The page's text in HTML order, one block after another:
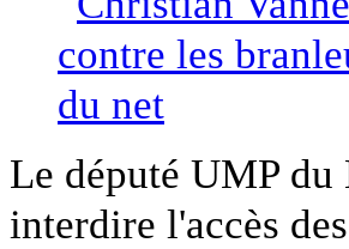
Le député UMP
interdire l'accès